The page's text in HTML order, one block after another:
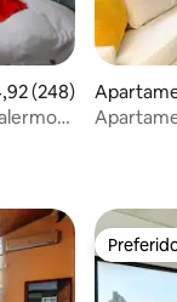
de uma avaliação
(248)